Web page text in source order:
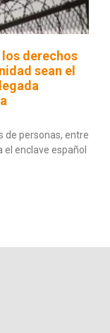
los derechos
sean el
de personas, entre
enclave español